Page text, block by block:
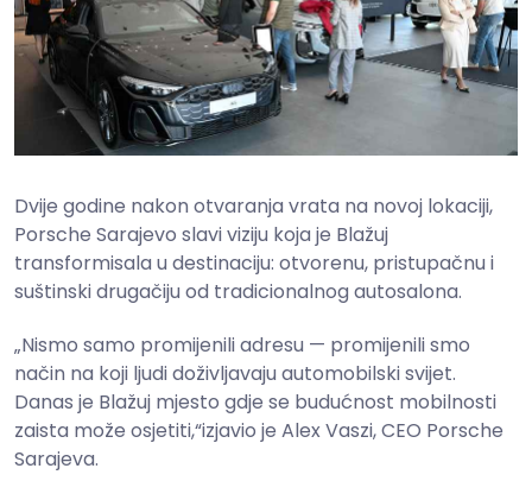
Dvije godine nakon otvaranja vrata na novoj lokaciji,
Porsche Sarajevo slavi viziju koja je Blažuj
transformisala u destinaciju: otvorenu, pristupačnu i
suštinski drugačiju od tradicionalnog autosalona.
„Nismo samo promijenili adresu — promijenili smo
način na koji ljudi doživljavaju automobilski svijet.
Danas je Blažuj mjesto gdje se budućnost mobilnosti
zaista može osjetiti,“izjavio je Alex Vaszi, CEO Porsche
Sarajeva.